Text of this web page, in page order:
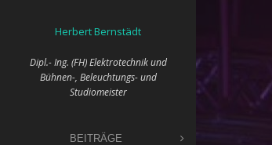
Herbert Bernstädt
Dipl.- Ing. (FH) Elektrotechnik und
Bühnen-, Beleuchtungs- und
Studiomeister
BEITRÄGE